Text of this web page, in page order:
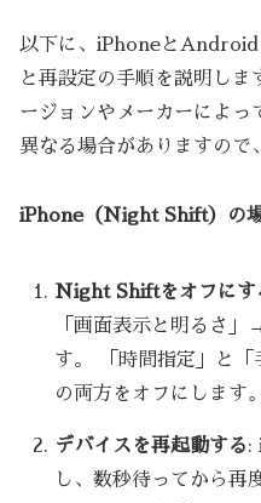
以下に、iPhoneとAndroid
と再設定の手順を説明し
ージョンやメーカーによっ
異なる場合がありますので
iPhone（Night Shift）の
Night Shiftをオフにす
「画面表示と明るさ
す。 「時間指定」と「
の両方をオフにします。
デバイスを再起動する:
し、数秒待ってから再